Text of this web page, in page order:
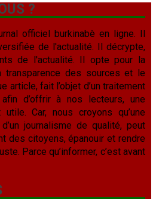
?
officiel burkinabè en ligne. Il
de l'actualité. Il décrypte,
de l'actualité. Il opte pour la
transparence des sources et le
article, fait l’objet d’un traitement
d’offrir à nos lecteurs, une
Car, nous croyons qu’une
journalisme de qualité, peut
des citoyens, épanouir et rendre
Parce qu’informer, c’est avant